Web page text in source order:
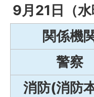
9月21日（
関係機
警察
消防(消防